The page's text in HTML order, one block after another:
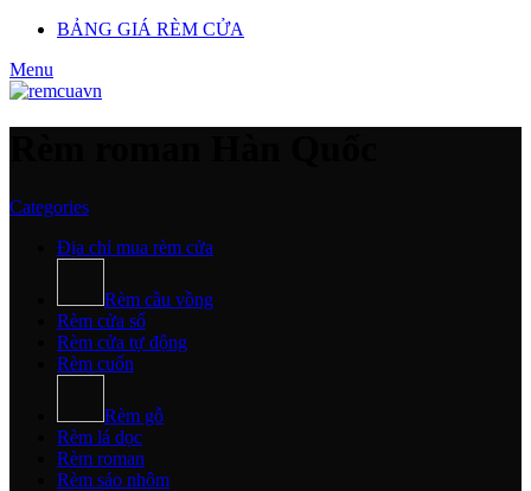
BẢNG GIÁ RÈM CỬA
Menu
Categories
Địa chỉ mua rèm cửa
Rèm cầu vồng
Rèm cửa sổ
Rèm cửa tự động
Rèm cuốn
Rèm gỗ
Rèm lá dọc
Rèm roman
Rèm sáo nhôm